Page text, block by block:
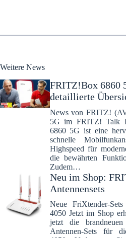
Weitere News
FRITZ!Box 6860
detaillierte
News von FRITZ!
5G im FRITZ! Talk
6860 5G ist eine
schnelle
Highspeed für
die bewährten
Zudem…
Neu im Shop:
Antennensets
Neue FriXtender-
4050 Jetzt im Shop
jetzt die
Antennen-Sets für